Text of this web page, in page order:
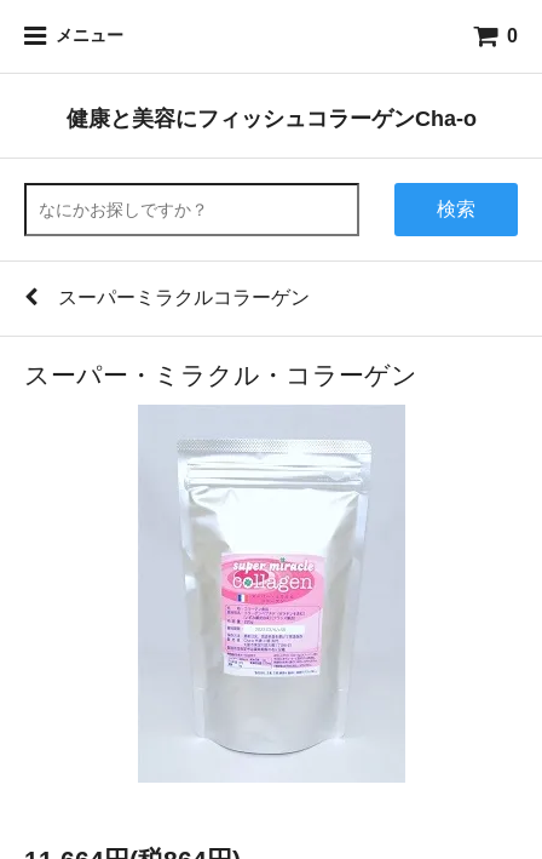
メニュー 0
健康と美容にフィッシュコラーゲンCha-o
検索
スーパーミラクルコラーゲン
スーパー・ミラクル・コラーゲン